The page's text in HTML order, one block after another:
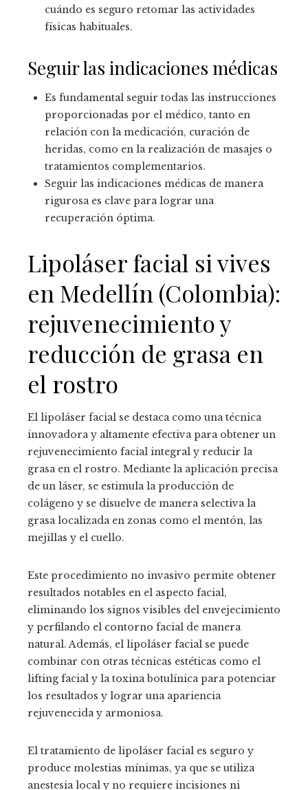
cuándo es seguro retomar las actividades
físicas habituales.
Seguir las indicaciones médicas
Es fundamental seguir todas las instrucciones
proporcionadas por el médico, tanto en
relación con la medicación, curación de
heridas, como en la realización de masajes o
tratamientos complementarios.
Seguir las indicaciones médicas de manera
rigurosa es clave para lograr una
recuperación óptima.
Lipoláser facial si vives
en Medellín (Colombia):
rejuvenecimiento y
reducción de grasa en
el rostro
El lipoláser facial se destaca como una técnica
innovadora y altamente efectiva para obtener un
rejuvenecimiento facial integral y reducir la
grasa en el rostro. Mediante la aplicación precisa
de un láser, se estimula la producción de
colágeno y se disuelve de manera selectiva la
grasa localizada en zonas como el mentón, las
mejillas y el cuello.
Este procedimiento no invasivo permite obtener
resultados notables en el aspecto facial,
eliminando los signos visibles del envejecimiento
y perfilando el contorno facial de manera
natural. Además, el lipoláser facial se puede
combinar con otras técnicas estéticas como el
lifting facial y la toxina botulínica para potenciar
los resultados y lograr una apariencia
rejuvenecida y armoniosa.
El tratamiento de lipoláser facial es seguro y
produce molestias mínimas, ya que se utiliza
anestesia local y no requiere incisiones ni